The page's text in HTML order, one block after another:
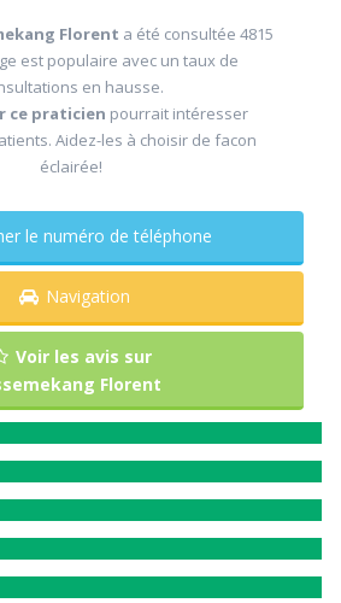
Florent a été consultée 4815
est populaire avec un taux de
en hausse.
ce praticien pourrait intéresser
Aidez-les à choisir de facon
éclairée!
Afficher le numéro de téléphone
Navigation
Voir les avis sur
Florent